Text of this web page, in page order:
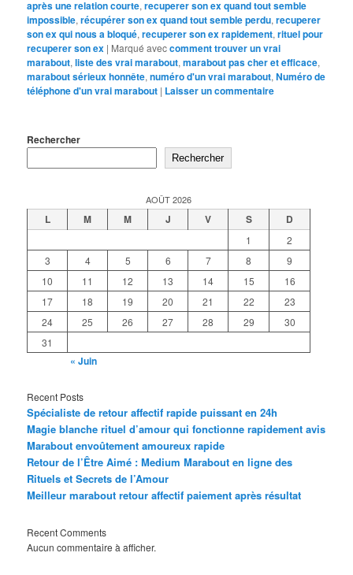
après une relation courte,recuperer son ex quand tout semble
impossible,récupérer son ex quand tout semble perdu,recuperer
son ex qui nous a bloqué,recuperer son ex rapidement,rituel pour
recuperer son ex | Marqué aveccomment trouver un vrai
marabout,liste des vrai marabout,marabout pas cher et efficace,
marabout sérieux honnête,numéro d'un vrai marabout,Numéro de
téléphone d'un vrai marabout | Laisser un commentaire
Rechercher
Rechercher
AOÛT 2026
L M M J V S D
1
2
3
4 5 6 7 8
9
10
11 12 13 14 15
16
17
18 19 20 21 22
23
24
25 26 27 28 29
30
31
« Juin
Recent Posts
Spécialiste de retour affectif rapide puissant en 24h
Magie blanche rituel d’amour qui fonctionne rapidement avis
Marabout envoûtement amoureux rapide
Retour de l’Être Aimé : Medium Marabout en ligne des
Rituels et Secrets de l’Amour
Meilleur marabout retour affectif paiement après résultat
Recent Comments
Aucun commentaire à afficher.